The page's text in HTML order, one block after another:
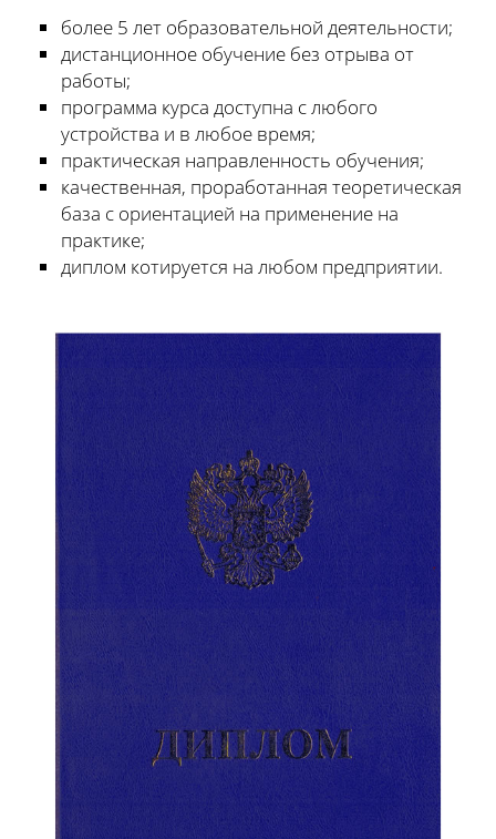
более 5 лет образовательной деятельности;
дистанционное обучение без отрыва от
работы;
программа курса доступна с любого
устройства и в любое время;
практическая направленность обучения;
качественная, проработанная теоретическая
база с ориентацией на применение на
практике;
диплом котируется на любом предприятии.